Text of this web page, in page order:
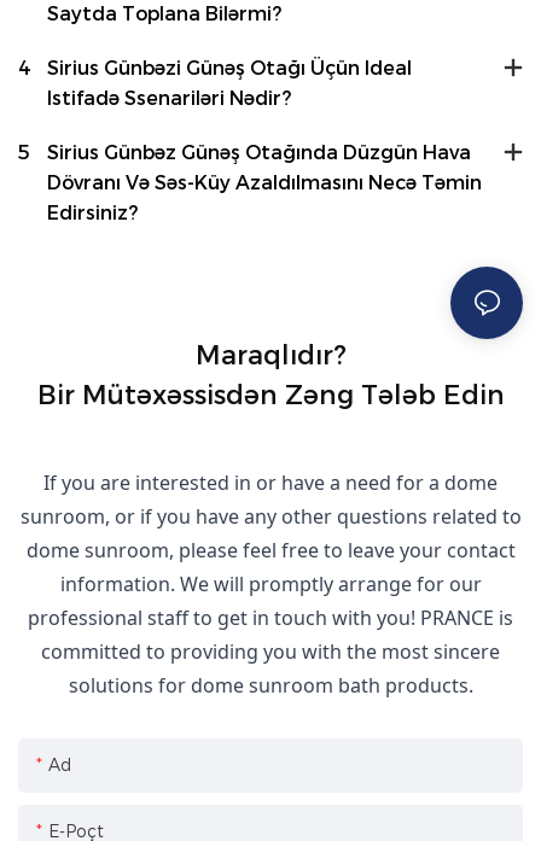
Saytda Toplana Bilərmi?
4
Sirius Günbəzi Günəş Otağı Üçün Ideal
Istifadə Ssenariləri Nədir?
5
Sirius Günbəz Günəş Otağında Düzgün Hava
Dövranı Və Səs-Küy Azaldılmasını Necə Təmin
Edirsiniz?
Maraqlıdır?
Bir Mütəxəssisdən Zəng Tələb Edin
If you are interested in or have a need for a dome
sunroom, or if you have any other questions related to
dome sunroom, please feel free to leave your contact
information. We will promptly arrange for our
professional staff to get in touch with you! PRANCE is
committed to providing you with the most sincere
solutions for dome sunroom bath products.
Ad
E-Poçt